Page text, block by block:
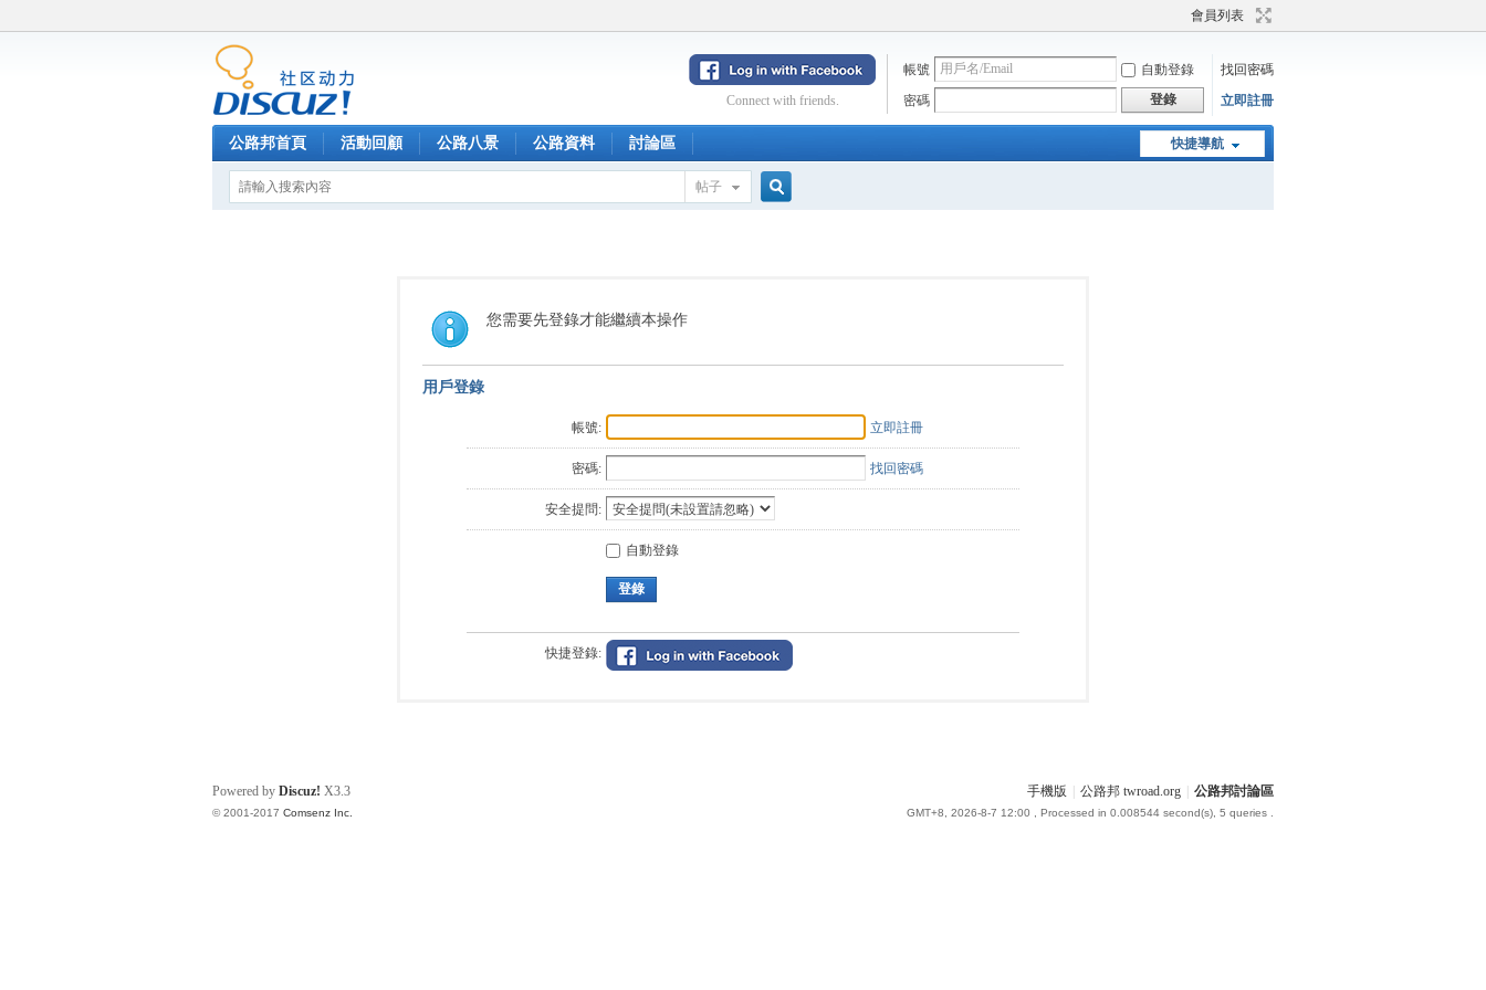
會員列表
帳號 自動登錄
找回密碼
密碼
登錄 立即註冊
Connect with friends.
快捷導航
公路邦首頁 活動回顧 公路八景 公路資料 討論區
帖子
您需要先登錄才能繼續本操作
用戶登錄
帳號: 立即註冊
密碼: 找回密碼
安全提問:
自動登錄
登錄
快捷登錄:
手機版 公路邦 twroad.org 公路邦討論區
GMT+8, 2026-8-7 12:00 , Processed in 0.008544 second(s), 5 queries .
Powered by Discuz! X3.3
© 2001-2017 Comsenz Inc.